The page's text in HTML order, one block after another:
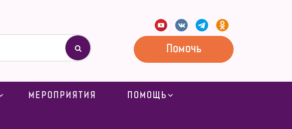
Помочь
МЕРОПРИЯТИЯ ПОМОЩЬ